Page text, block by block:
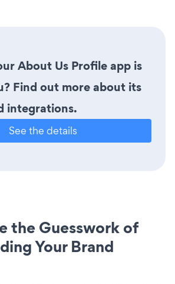
About Us Profile app is
Find out more about its
integrations.
See the details
the Guesswork of
Your Brand